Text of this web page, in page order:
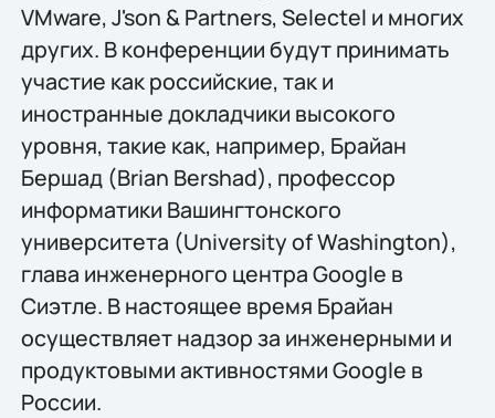
VMware, J'son & Partners, Selectel и многих
других. В конференции будут принимать
участие как российские, так и
иностранные докладчики высокого
уровня, такие как, например, Брайан
Бершад (Brian Bershad), профессор
информатики Вашингтонского
университета (University of Washington),
глава инженерного центра Google в
Сиэтле. В настоящее время Брайан
осуществляет надзор за инженерными и
продуктовыми активностями Google в
России.